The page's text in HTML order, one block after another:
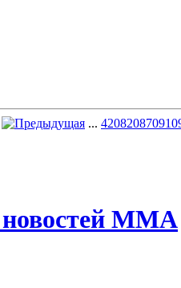
... 420820870910
новостей ММА